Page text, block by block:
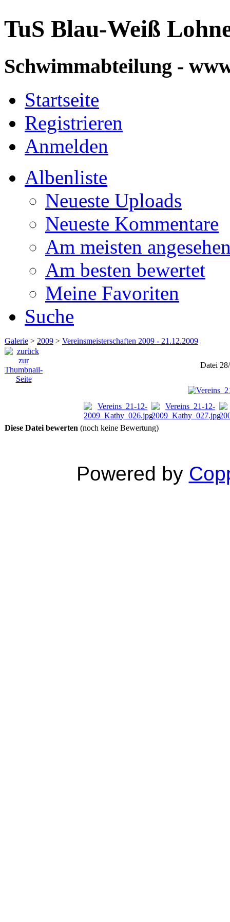
TuS Blau-Weiß
Schwimmabteilung -
Startseite
Registrieren
Anmelden
Albenliste
Neueste Uploads
Neueste Kommentare
Am meisten
Am besten bewertet
Meine Favoriten
Suche
Galerie > 2009 > Vereinsmeisterschaften 2009 - 21.12.2009
Datei
Diese Datei bewerten (noch keine Bewertung)
Powered by